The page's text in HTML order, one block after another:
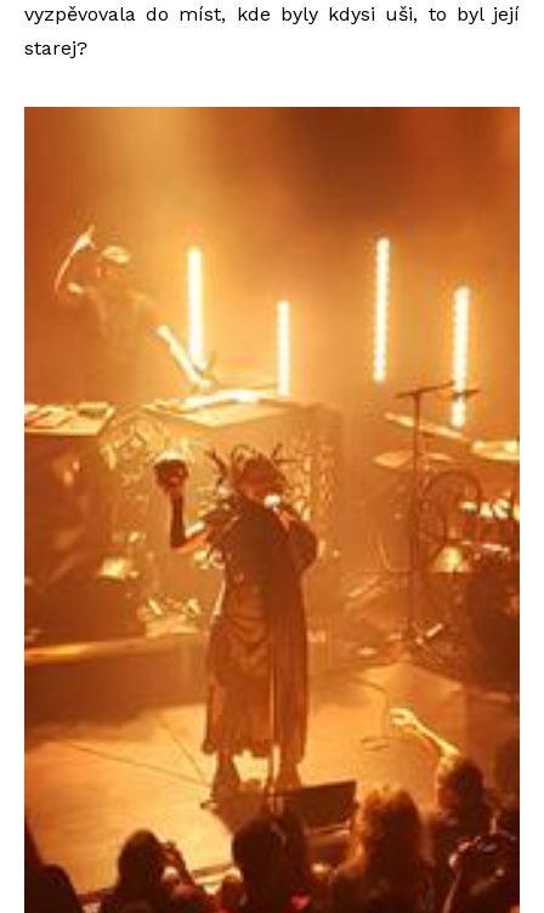
vyzpěvovala do míst, kde byly kdysi uši, to byl její
starej?